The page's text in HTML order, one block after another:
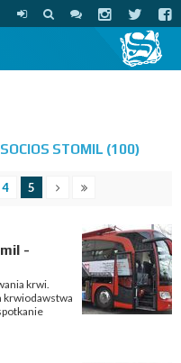
STOMIL (100)
4 5
-
krwi.
krwiodawstwa